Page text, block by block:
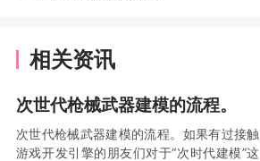
相关资讯
次世代枪械武器建模的流程。
次世代枪械武器建模的流程。如果有过接触
游戏开发引擎的朋友们对于“次时代建模”这